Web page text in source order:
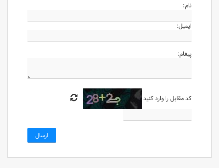
نام:
ایمیل:
پیغام:
کد مقابل را وارد کنید
ارسال